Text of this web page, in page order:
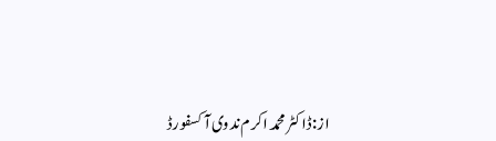
از: ڈاكٹر محمد اكرم ندوى آكسفورڈ